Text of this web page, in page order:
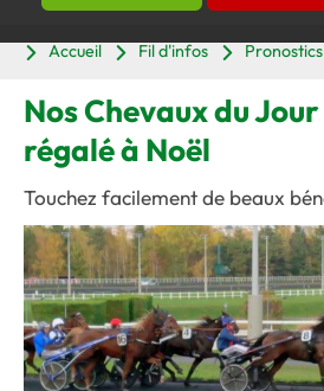
Accueil
Fil d'infos Pronostics
Nos Chevaux du
régalé à Noël
Touchez facilement de beaux